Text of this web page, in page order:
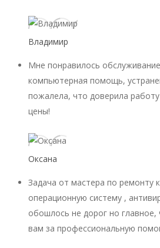
Владимир
Мне понравилось
компьютерная помощь,
пожалела, что доверила
цены!
Оксана
Задача от мастера по ремонту
операционную систему ,
обошлось не дорог но
вам за профессиональную